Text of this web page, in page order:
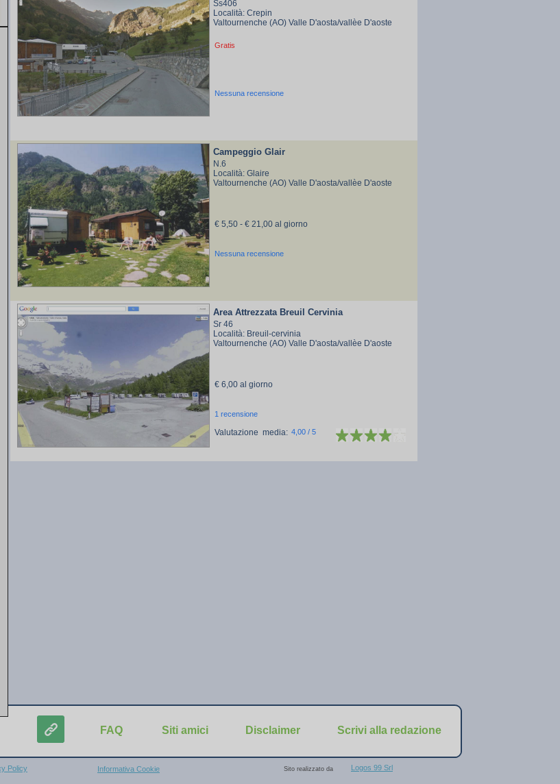
Ss406
Località: Crepin
Valtournenche (AO) Valle D'aosta/vallèe D'aoste
Gratis
Nessuna recensione
Campeggio Glair
N.6
Località: Glaire
Valtournenche (AO) Valle D'aosta/vallèe D'aoste
€ 5,50 - € 21,00 al giorno
Nessuna recensione
Area Attrezzata Breuil Cervinia
Sr 46
Località: Breuil-cervinia
Valtournenche (AO) Valle D'aosta/vallèe D'aoste
€ 6,00 al giorno
1 recensione
Valutazione media: 4,00 / 5
Policy Informativa Cookie Sito realizzato da Logos 99 Srl
FAQ Siti amici Disclaimer Scrivi alla redazione